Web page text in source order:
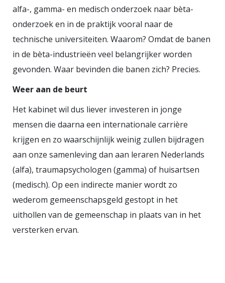
alfa-, gamma- en medisch onderzoek naar bèta-
onderzoek en in de praktijk vooral naar de
technische universiteiten. Waarom? Omdat de banen
in de bèta-industrieën veel belangrijker worden
gevonden. Waar bevinden die banen zich? Precies.
Weer aan de beurt
Het kabinet wil dus liever investeren in jonge
mensen die daarna een internationale carrière
krijgen en zo waarschijnlijk weinig zullen bijdragen
aan onze samenleving dan aan leraren Nederlands
(alfa), traumapsychologen (gamma) of huisartsen
(medisch). Op een indirecte manier wordt zo
wederom gemeenschapsgeld gestopt in het
uithollen van de gemeenschap in plaats van in het
versterken ervan.